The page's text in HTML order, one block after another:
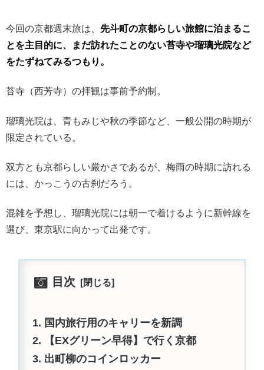
今回の京都週末旅は、 先斗町の京都らしい旅館に泊まるこ
とを主目的に、まだ訪れたことのない苔寺や瑠璃光院など
をたずねてみるつもり。
苔寺（西芳寺）の拝観は事前予約制。
瑠璃光院は、青もみじや秋の季節など、一般公開の時期が
限定されている。
双方とも京都らしい厳かさであるが、梅雨の時期に訪れる
には、かっこうの古刹だろう。
混雑を予想し、瑠璃光院には朝一で着けるように新幹線を
選び、東京駅に向かって出発です。
目次
国内旅行用のキャリーを新調
【EXグリーン早得】で行く京都
出町柳のコインロッカー